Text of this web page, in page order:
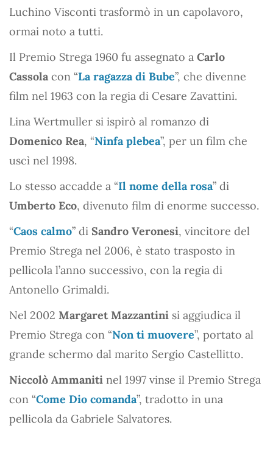
Luchino Visconti trasformò in un capolavoro,
ormai noto a tutti.
Il Premio Strega 1960 fu assegnato a Carlo
Cassola con “La ragazza di Bube”, che divenne
film nel 1963 con la regia di Cesare Zavattini.
Lina Wertmuller si ispirò al romanzo di
Domenico Rea, “Ninfa plebea”, per un film che
uscì nel 1998.
Lo stesso accadde a “Il nome della rosa” di
Umberto Eco, divenuto film di enorme successo.
“Caos calmo” di Sandro Veronesi, vincitore del
Premio Strega nel 2006, è stato trasposto in
pellicola l’anno successivo, con la regia di
Antonello Grimaldi.
Nel 2002 Margaret Mazzantini si aggiudica il
Premio Strega con “Non ti muovere”, portato al
grande schermo dal marito Sergio Castellitto.
Niccolò Ammaniti nel 1997 vinse il Premio Strega
con “Come Dio comanda”, tradotto in una
pellicola da Gabriele Salvatores.